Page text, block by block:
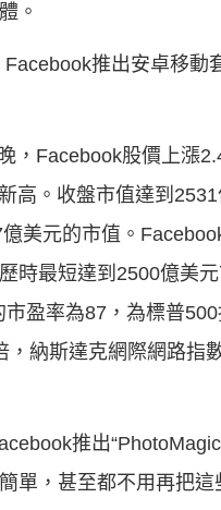
。
推出安卓移動
，Facebook股價上漲
高。收盤市值達到
美元的市值。
時最短達到2500億美
市盈率為87，為標普
，納斯達克網際網路指
推出
單，甚至都不用再把這